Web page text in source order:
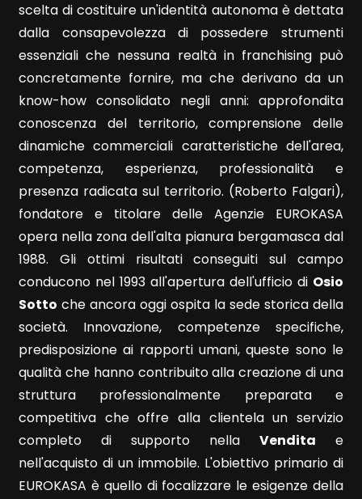
scelta di costituire un'identità autonoma è dettata
dalla consapevolezza di possedere strumenti
essenziali che nessuna realtà in franchising può
concretamente fornire, ma che derivano da un
know-how consolidato negli anni: approfondita
conoscenza del territorio, comprensione delle
dinamiche commerciali caratteristiche dell'area,
competenza, esperienza, professionalità e
presenza radicata sul territorio. (Roberto Falgari),
fondatore e titolare delle Agenzie EUROKASA
opera nella zona dell'alta pianura bergamasca dal
1988. Gli ottimi risultati conseguiti sul campo
conducono nel 1993 all'apertura dell'ufficio di Osio
Sotto che ancora oggi ospita la sede storica della
società. Innovazione, competenze specifiche,
predisposizione ai rapporti umani, queste sono le
qualità che hanno contribuito alla creazione di una
struttura professionalmente preparata e
competitiva che offre alla clientela un servizio
completo di supporto nella Vendita e
nell'acquisto di un immobile. L'obiettivo primario di
EUROKASA è quello di focalizzare le esigenze della
2
3
4
5
Altre
opzioni
-
multiscelta
Giardino
Posto auto/Box
Balcone/Terrazzo